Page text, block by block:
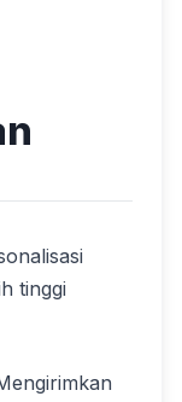
tinggi